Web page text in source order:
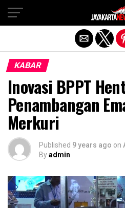
KABAR
Inovasi BPPT
Penambangan
Merkuri
Published 9 years ago on
Byadmin
Exit mobile